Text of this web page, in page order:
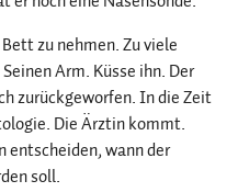
zu nehmen. Zu viele
Arm. Küsse ihn. Der
zurückgeworfen. In die Zeit
Die Ärztin kommt.
entscheiden, wann der
soll.